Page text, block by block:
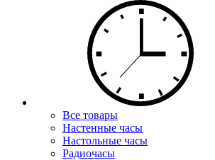
Все товары
Настенные часы
Настольные часы
Радиочасы